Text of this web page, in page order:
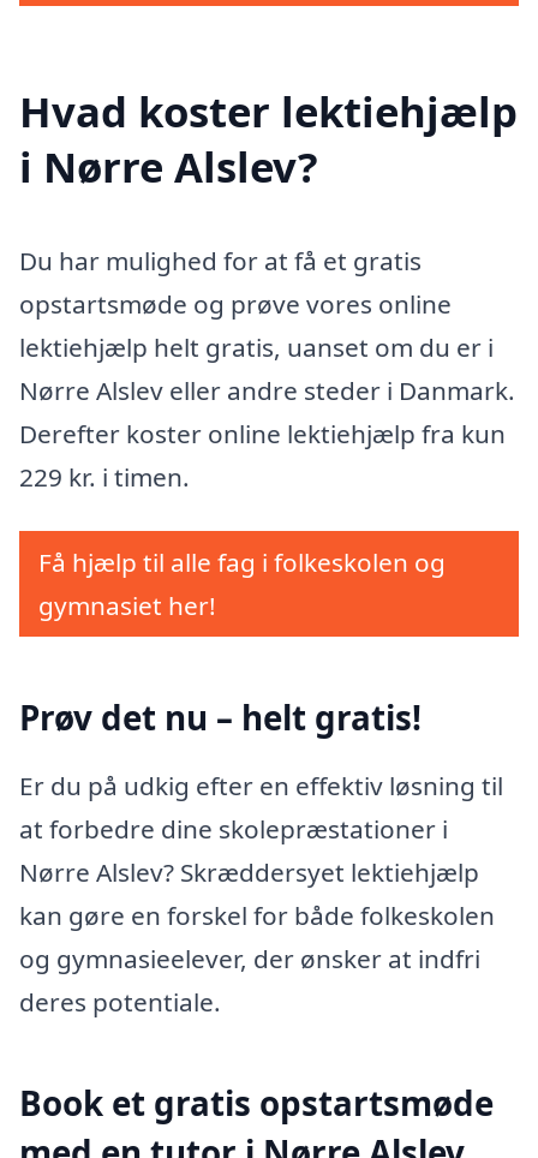
Hvad koster lektiehjælp
i Nørre Alslev?
Du har mulighed for at få et gratis
opstartsmøde og prøve vores online
lektiehjælp helt gratis, uanset om du er i
Nørre Alslev eller andre steder i Danmark.
Derefter koster online lektiehjælp fra kun
229 kr. i timen.
Få hjælp til alle fag i folkeskolen og
gymnasiet her!
Prøv det nu – helt gratis!
Er du på udkig efter en effektiv løsning til
at forbedre dine skolepræstationer i
Nørre Alslev? Skræddersyet lektiehjælp
kan gøre en forskel for både folkeskolen
og gymnasieelever, der ønsker at indfri
deres potentiale.
Book et gratis opstartsmøde